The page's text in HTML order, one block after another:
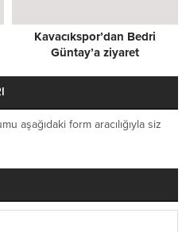
Kavacıkspor’dan Bedri
Güntay’a ziyaret
aşağıdaki form aracılığıyla siz